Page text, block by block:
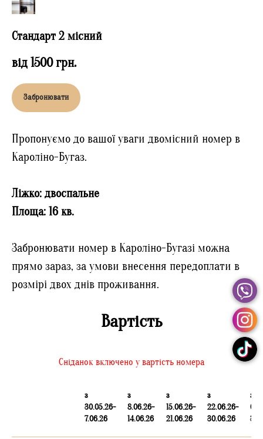
Стандарт 2 місний
від 1500 грн.
Забронювати
Пропонуємо до вашої уваги двомісний номер в
Кароліно-Бугаз.
Ліжко: двоспальне
Площа: 16 кв.
Забронювати номер в Кароліно-Бугазі можна
прямо зараз, за умови внесення передоплати в
розмірі двох днів проживання.
Вартість
Сніданок включено у вартість номера
з
30.05.26-
7.06.26
з
8.06.26-
14.06.26
з
15.06.26-
21.06.26
з
22.06.26-
30.06.26
з